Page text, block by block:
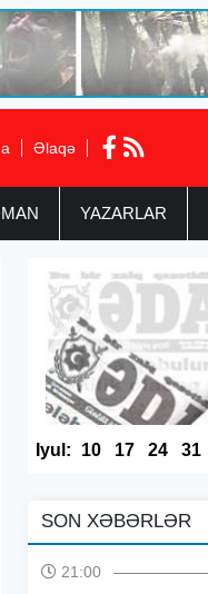
Əlaqə
YAZARLAR
Iyul: 10 17 24 31
SON XƏBƏRLƏR
21:00